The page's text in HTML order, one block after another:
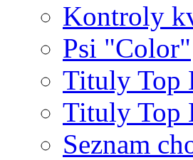
Kontroly
Psi "Color"
Tituly Top
Tituly Top
Seznam